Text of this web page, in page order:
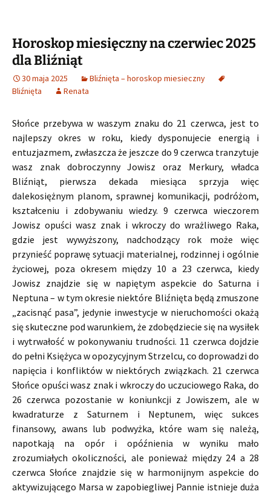
Horoskop miesięczny na czerwiec 2025
dla Bliźniąt
30 maja 2025
Bliźnięta – horoskop miesieczny
Bliźnięta
Renata
Słońce przebywa w waszym znaku do 21 czerwca, jest to
najlepszy okres w roku, kiedy dysponujecie energią i
entuzjazmem, zwłaszcza że jeszcze do 9 czerwca tranzytuje
wasz znak dobroczynny Jowisz oraz Merkury, władca
Bliźniąt, pierwsza dekada miesiąca sprzyja więc
dalekosiężnym planom, sprawnej komunikacji, podróżom,
kształceniu i zdobywaniu wiedzy. 9 czerwca wieczorem
Jowisz opuści wasz znak i wkroczy do wrażliwego Raka,
gdzie jest wywyższony, nadchodzący rok może więc
przynieść poprawę sytuacji materialnej, rodzinnej i ogólnie
życiowej, poza okresem między 10 a 23 czerwca, kiedy
Jowisz znajdzie się w napiętym aspekcie do Saturna i
Neptuna – w tym okresie niektóre Bliźnięta będą zmuszone
„zacisnąć pasa”, jedynie inwestycje w nieruchomości okażą
się skuteczne pod warunkiem, że zdobędziecie się na wysiłek
i wytrwałość w pokonywaniu trudności. 11 czerwca dojdzie
do pełni Księżyca w opozycyjnym Strzelcu, co doprowadzi do
napięcia i konfliktów w niektórych związkach. 21 czerwca
Słońce opuści wasz znak i wkroczy do uczuciowego Raka, do
26 czerwca pozostanie w koniunkcji z Jowiszem, ale w
kwadraturze z Saturnem i Neptunem, więc sukces
finansowy, awans lub podwyżka, które wam się należą,
napotkają na opór i opóźnienia w wyniku mało
zrozumiałych okoliczności, ale ponieważ między 24 a 28
czerwca Słońce znajdzie się w harmonijnym aspekcie do
aktywizującego Marsa w zapobiegliwej Pannie istnieje duża